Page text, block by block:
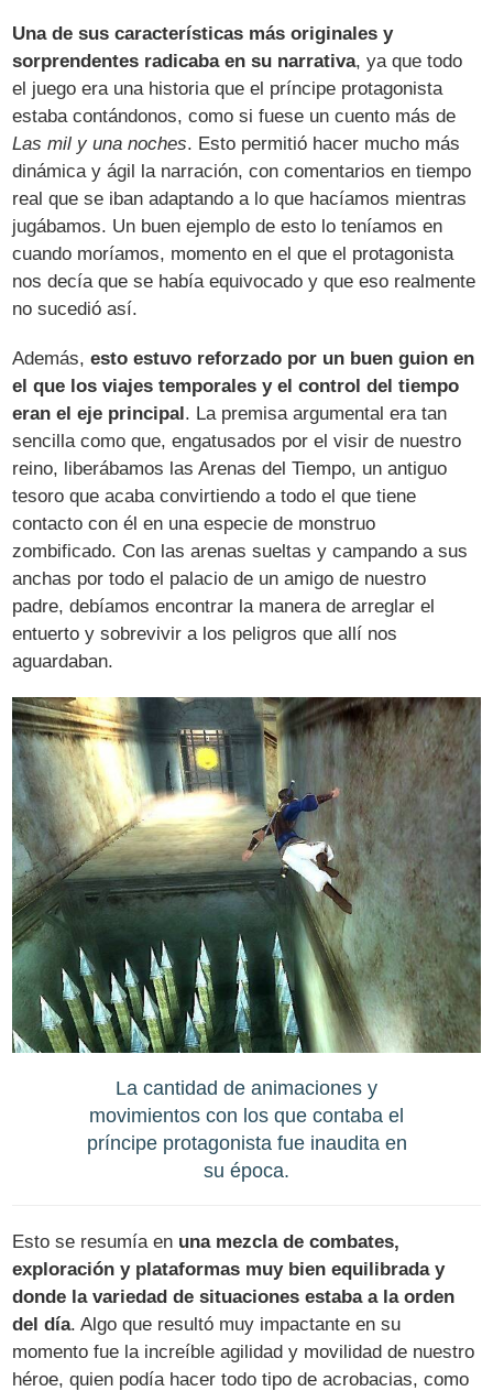
Una de sus características más originales y
sorprendentes radicaba en su narrativa, ya que todo
el juego era una historia que el príncipe protagonista
estaba contándonos, como si fuese un cuento más de
Las mil y una noches. Esto permitió hacer mucho más
dinámica y ágil la narración, con comentarios en tiempo
real que se iban adaptando a lo que hacíamos mientras
jugábamos. Un buen ejemplo de esto lo teníamos en
cuando moríamos, momento en el que el protagonista
nos decía que se había equivocado y que eso realmente
no sucedió así.
Además,esto estuvo reforzado por un buen guion en
el que los viajes temporales y el control del tiempo
eran el eje principal. La premisa argumental era tan
sencilla como que, engatusados por el visir de nuestro
reino, liberábamos las Arenas del Tiempo, un antiguo
tesoro que acaba convirtiendo a todo el que tiene
contacto con él en una especie de monstruo
zombificado. Con las arenas sueltas y campando a sus
anchas por todo el palacio de un amigo de nuestro
padre, debíamos encontrar la manera de arreglar el
entuerto y sobrevivir a los peligros que allí nos
aguardaban.
La cantidad de animaciones y
movimientos con los que contaba el
príncipe protagonista fue inaudita en
su época.
Esto se resumía en una mezcla de combates,
exploración y plataformas muy bien equilibrada y
donde la variedad de situaciones estaba a la orden
del día. Algo que resultó muy impactante en su
momento fue la increíble agilidad y movilidad de nuestro
héroe, quien podía hacer todo tipo de acrobacias, como